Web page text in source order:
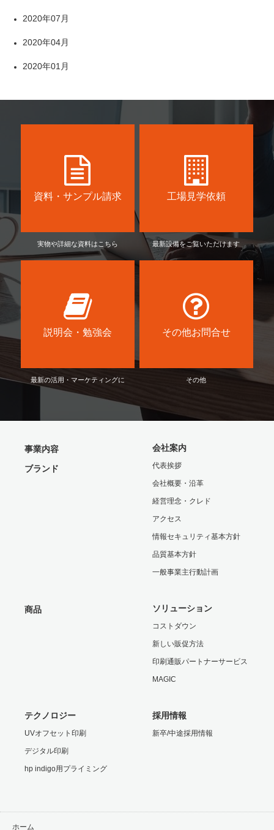
2020年07月
2020年04月
2020年01月
資料・サンプル請求
実物や詳細な資料はこちら
工場見学依頼
最新設備をご覧いただけます
説明会・勉強会
最新の活用・マーケティングに
その他お問合せ
その他
事業内容
ブランド
会社案内
代表挨拶
会社概要・沿革
経営理念・クレド
アクセス
情報セキュリティ基本方針
品質基本方針
一般事業主行動計画
商品 ソリューション
コストダウン
新しい販促方法
印刷通販パートナーサービス
MAGIC
テクノロジー
UVオフセット印刷
デジタル印刷
hp indigo用プライミング
採用情報
新卒/中途採用情報
ホーム